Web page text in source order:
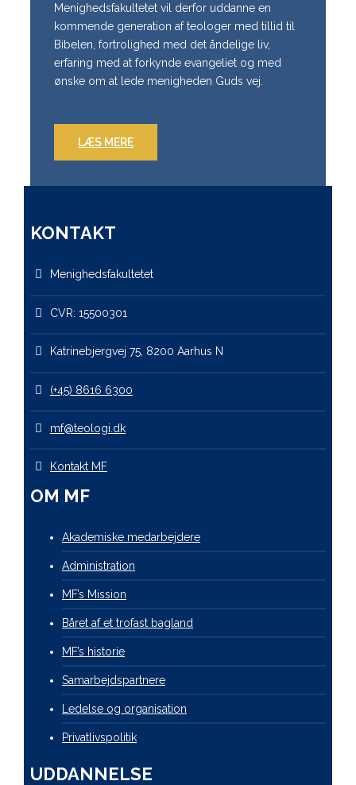
Menighedsfakultetet vil derfor uddanne en
kommende generation af teologer med tillid til
Bibelen, fortrolighed med det åndelige liv,
erfaring med at forkynde evangeliet og med
ønske om at lede menigheden Guds vej.
LÆS MERE
KONTAKT
Menighedsfakultetet
CVR: 15500301
Katrinebjergvej 75, 8200 Aarhus N
(+45) 8616 6300
mf@teologi.dk
Kontakt MF
OM MF
Akademiske medarbejdere
Administration
MF’s Mission
Båret af et trofast bagland
MF’s historie
Samarbejdspartnere
Ledelse og organisation
Privatlivspolitik
UDDANNELSE